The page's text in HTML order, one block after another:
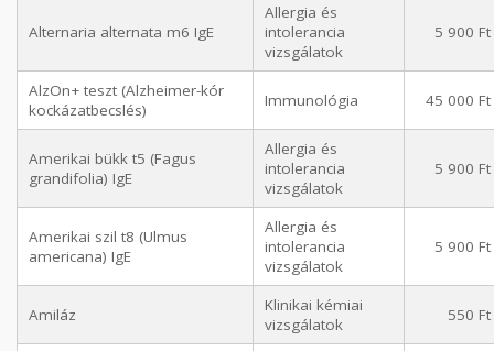
Alternaria alternata m6 IgE
Allergia és
intolerancia
vizsgálatok
5 900 Ft
AlzOn+ teszt (Alzheimer-kór
kockázatbecslés)
Immunológia 45 000 Ft
Amerikai bükk t5 (Fagus
grandifolia) IgE
Allergia és
intolerancia
vizsgálatok
5 900 Ft
Amerikai szil t8 (Ulmus
americana) IgE
Allergia és
intolerancia
vizsgálatok
5 900 Ft
Amiláz
Klinikai kémiai
vizsgálatok
550 Ft